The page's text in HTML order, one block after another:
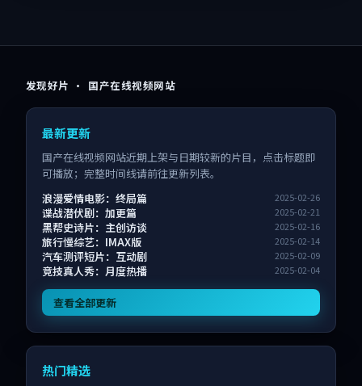
发现好片 · 国产在线视频网站
最新更新
国产在线视频网站近期上架与日期较新的片目，点击标题即
可播放；完整时间线请前往更新列表。
浪漫爱情电影：终局篇
2025-02-26
谍战潜伏剧：加更篇 2025-02-21
黑帮史诗片：主创访谈 2025-02-16
旅行慢综艺：IMAX版 2025-02-14
汽车测评短片：互动剧 2025-02-09
竞技真人秀：月度热播 2025-02-04
查看全部更新
热门精选